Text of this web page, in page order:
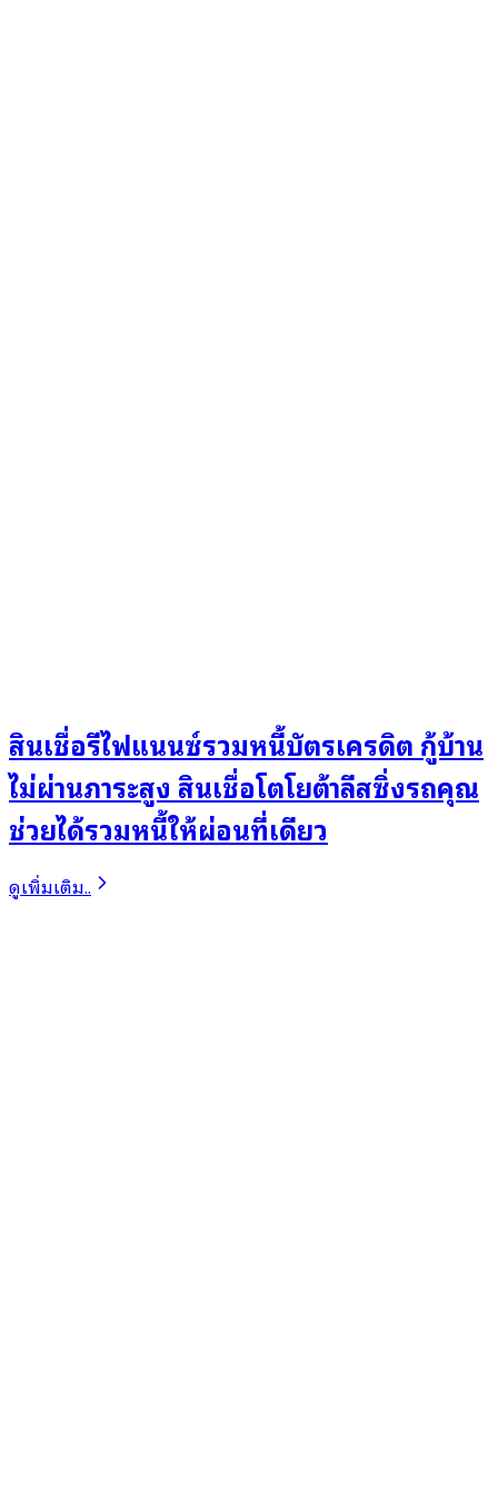
สินเชื่อรีไฟแนนซ์รวมหนี้บัตรเครดิต กู้บ้าน
ไม่ผ่านภาระสูง สินเชื่อโตโยต้าลีสซิ่งรถคุณ
ช่วยได้รวมหนี้ให้ผ่อนที่เดียว
ดูเพิ่มเติม..